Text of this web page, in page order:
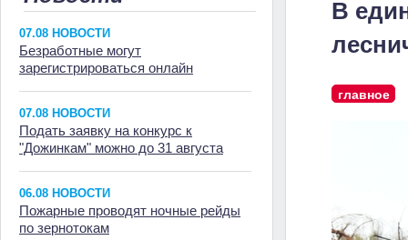
07.08 НОВОСТИ
Безработные могут
зарегистрироваться онлайн
07.08 НОВОСТИ
Подать заявку на конкурс к
"Дожинкам" можно до 31 августа
06.08 НОВОСТИ
Пожарные проводят ночные рейды
по зернотокам
В
главное